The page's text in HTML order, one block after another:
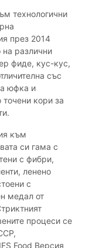
технологични
през 2014
на различни
фиде, кус-кус,
със
юфка и
кори за
към
си гама с
с фибри,
ленено
с
медал от
процеси се
Food Версия